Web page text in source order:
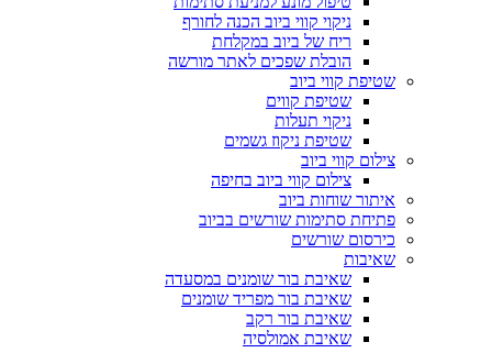
ניקוי קווי ביוב הכנה לחורף
ריח של ביוב במקלחת
הובלת שפכים לאתר מורשה
שטיפת קווי ביוב
שטיפת קווים
ניקוי תעלות
שטיפת ניקוז גשמים
צילום קווי ביוב
צילום קווי ביוב בחיפה
איתור שוחות ביוב
פתיחת סתימות שורשים בביוב
כירסום שורשים
שאיבות
שאיבת בור שומנים במסעדה
שאיבת בור מפריד שומנים
שאיבת בור רקב
שאיבת אמולסיה